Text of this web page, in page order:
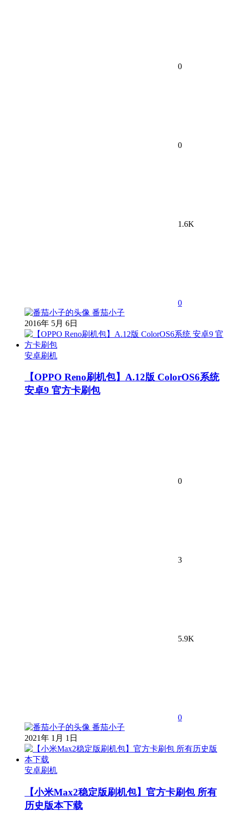
0
0
1.6K
0
番茄小子
2016年 5月 6日
安卓刷机
【OPPO Reno刷机包】A.12版 ColorOS6系统
安卓9 官方卡刷包
0
3
5.9K
0
番茄小子
2021年 1月 1日
安卓刷机
【小米Max2稳定版刷机包】官方卡刷包 所有
历史版本下载